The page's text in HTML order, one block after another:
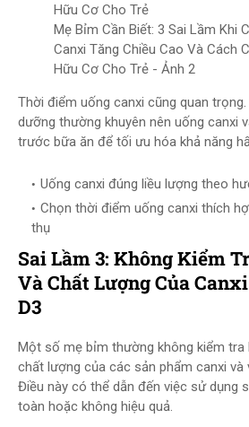
Mẹ Bỉm Cần Biết: 3 Sai Lầm Khi
Canxi Tăng Chiều Cao Và Cách
Hữu Cơ Cho Trẻ - Ảnh 2
Thời điểm uống canxi cũng quan
dưỡng thường khuyên nên uống canxi
trước bữa ăn để tối ưu hóa khả năng
Uống canxi đúng liều lượng theo
Chọn thời điểm uống canxi thích
thụ
Sai Lầm 3: Không Kiểm
Và Chất Lượng Của
D3
Một số mẹ bỉm thường không kiểm tra
chất lượng của các sản phẩm canxi và
Điều này có thể dẫn đến việc sử dụng
toàn hoặc không hiệu quả.